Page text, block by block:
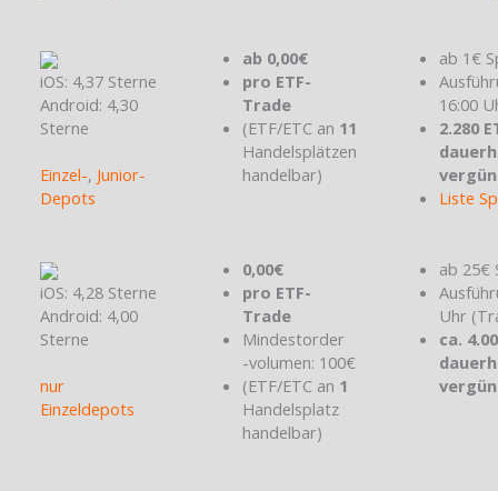
iOS: 4,37 Sterne
Android: 4,30
Sterne
Einzel-, Junior-
Depots
ab 0,00€
pro ETF-
Trade
(ETF/ETC an 11
Handelsplätzen
handelbar)
ab 1€
16:00
2.280
Liste
iOS: 4,28 Sterne
Android: 4,00
Sterne
nur
Einzeldepots
0,00€
pro ETF-
Trade
Mindestorder
-volumen: 100€
(ETF/ETC an 1
Handelsplatz
handelbar)
ab 25€
Uhr
ca.